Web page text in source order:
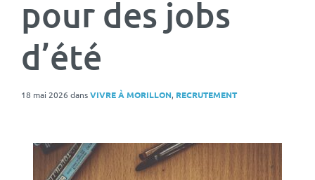
pour des jobs
d’été
18 mai 2026 dansVIVRE À MORILLON, RECRUTEMENT